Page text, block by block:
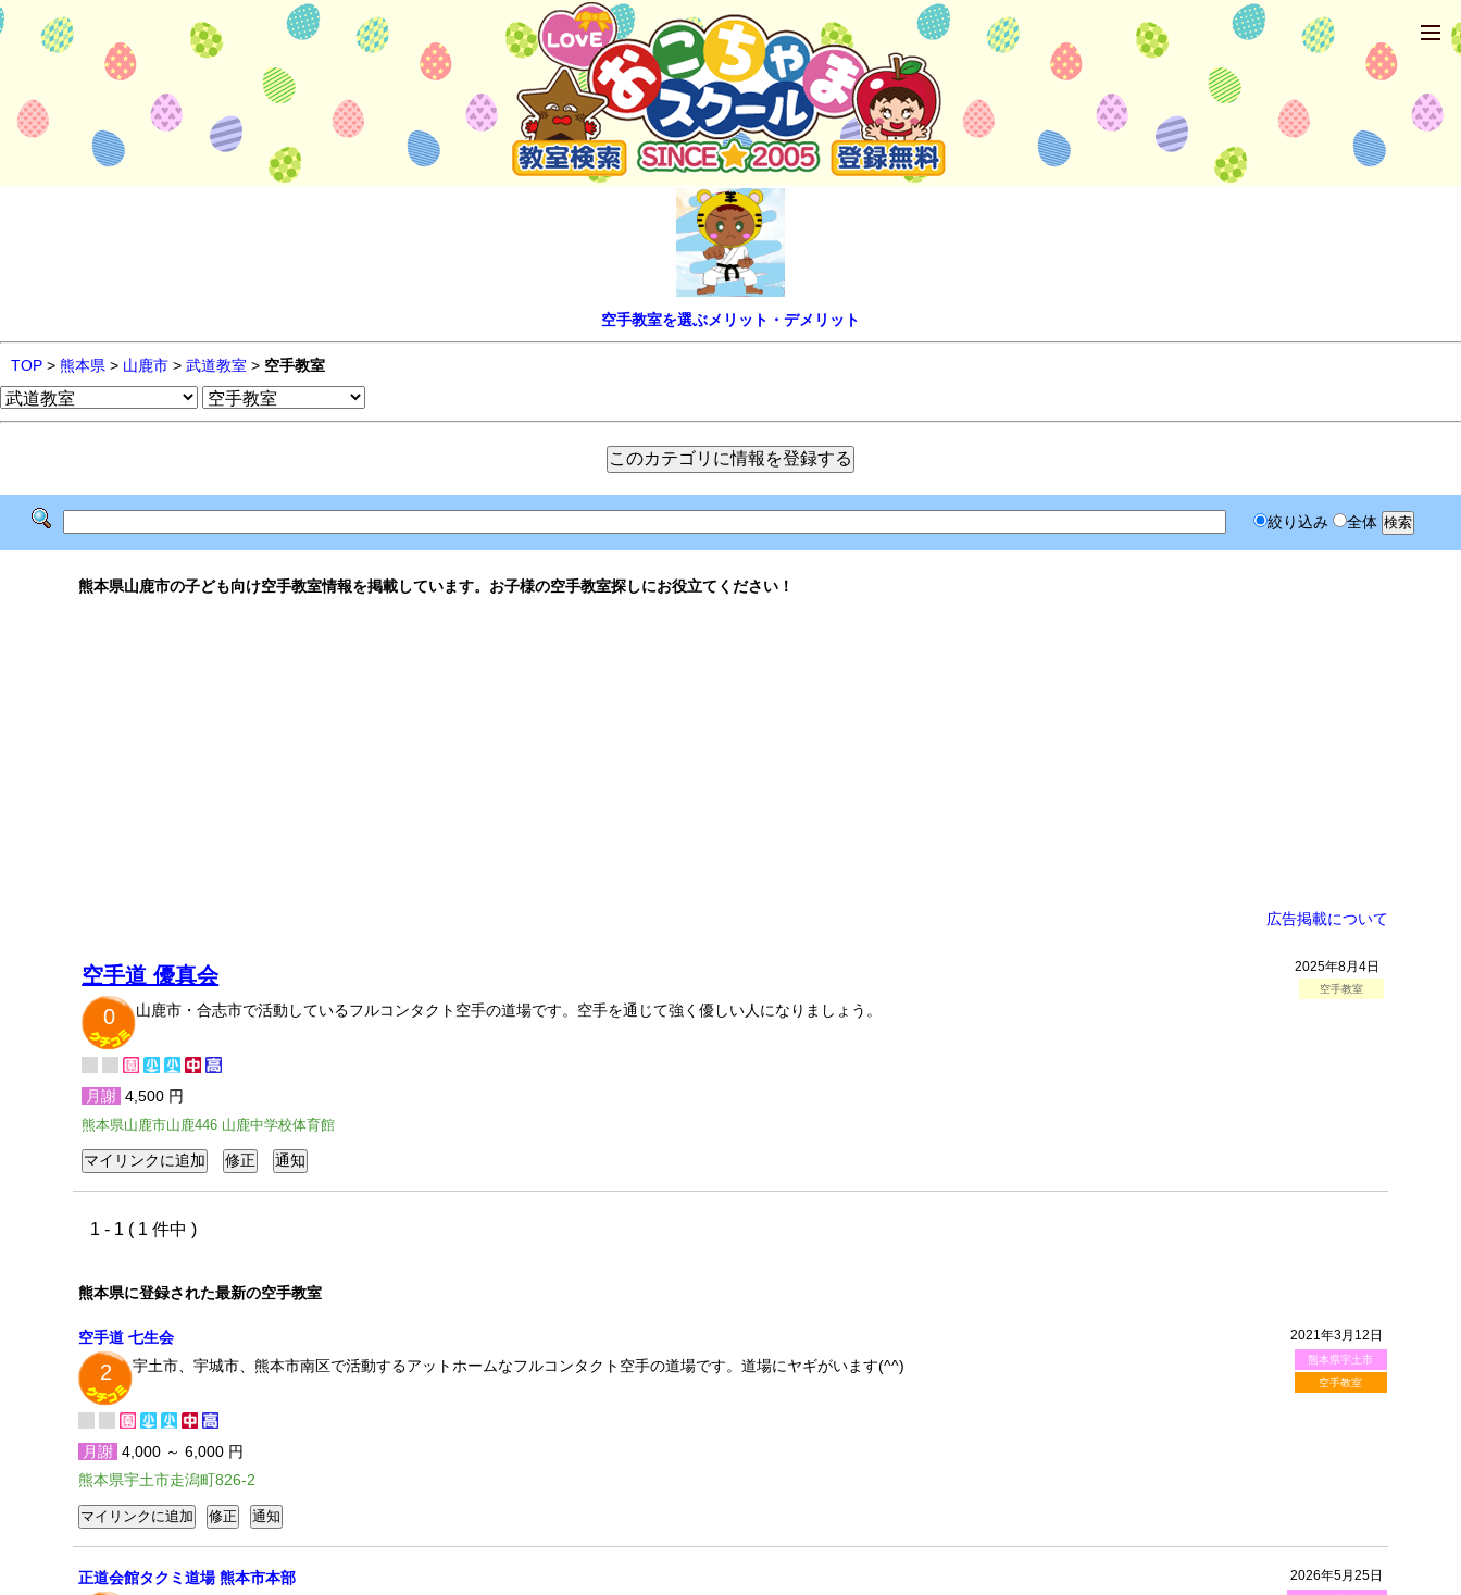
空手教室を選ぶメリット・デメリット
TOP > 熊本県 > 山鹿市 > 武道教室 > 空手教室
絞り込み 全体
熊本県山鹿市の子ども向け空手教室情報を掲載しています。お子様の空手教室探しにお役立てください！
広告掲載について
2025年8月4日
空手教室
空手道 優真会
0
山鹿市・合志市で活動しているフルコンタクト空手の道場です。空手を通じて強く優しい人になりましょう。
月謝 4,500 円
熊本県山鹿市山鹿446 山鹿中学校体育館
1 - 1 ( 1 件中 )
熊本県に登録された最新の空手教室
2021年3月12日
熊本県宇土市
空手教室
空手道 七生会
2 宇土市、宇城市、熊本市南区で活動するアットホームなフルコンタクト空手の道場です。道場にヤギがいます(^^)
月謝 4,000 ～ 6,000 円
熊本県宇土市走潟町826-2
2026年5月25日
正道会館タクミ道場 熊本市本部